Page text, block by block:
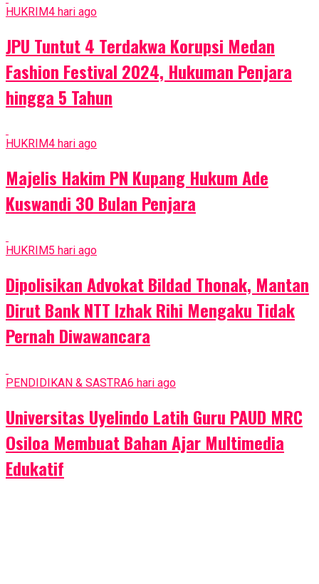
HUKRIM4 hari ago
JPU Tuntut 4 Terdakwa Korupsi Medan
Fashion Festival 2024, Hukuman Penjara
hingga 5 Tahun
HUKRIM4 hari ago
Majelis Hakim PN Kupang Hukum Ade
Kuswandi 30 Bulan Penjara
HUKRIM5 hari ago
Dipolisikan Advokat Bildad Thonak, Mantan
Dirut Bank NTT Izhak Rihi Mengaku Tidak
Pernah Diwawancara
PENDIDIKAN & SASTRA6 hari ago
Universitas Uyelindo Latih Guru PAUD MRC
Osiloa Membuat Bahan Ajar Multimedia
Edukatif